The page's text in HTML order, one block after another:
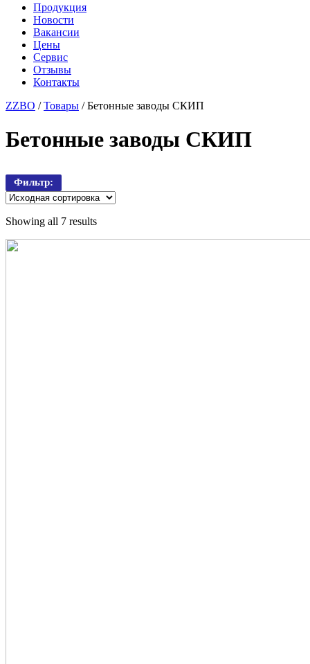
Продукция
Новости
Вакансии
Цены
Сервис
Отзывы
Контакты
ZZBO /Товары /Бетонные заводы СКИП
Бетонные заводы СКИП
Фильтр:
Showing all 7 results